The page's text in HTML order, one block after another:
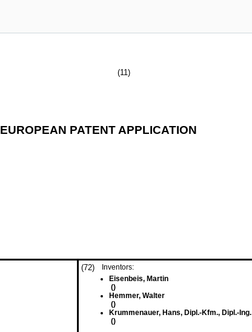
(11)
EUROPEAN PATENT APPLICATION
(72)
Inventors:
Eisenbeis, Martin
()
Hemmer, Walter
()
Krummenauer, Hans, Dipl.-Kfm., Dipl.-Ing.
()